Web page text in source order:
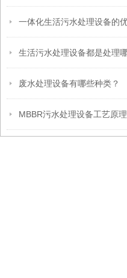
废水处理设备有哪些种类？
MBBR污水处理设备工艺原理